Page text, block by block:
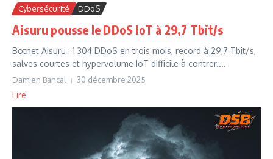
Cybersécurité DDoS
Aisuru pousse le DDoS IoT à 29,7 Tbit/s
Botnet Aisuru : 1 304 DDoS en trois mois, record à 29,7 Tbit/s,
salves courtes et hypervolume IoT difficile à contrer....
Damien Bancal 30 décembre 2025
Lire